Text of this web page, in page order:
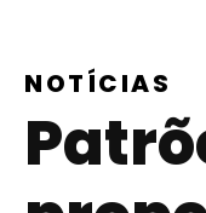
NOTÍCIAS